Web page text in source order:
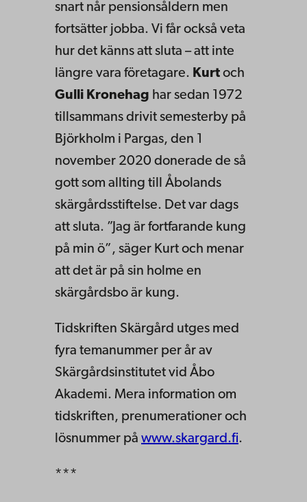
snart når pensionsåldern men
fortsätter jobba. Vi får också veta
hur det känns att sluta – att inte
längre vara företagare. Kurt och
Gulli Kronehag har sedan 1972
tillsammans drivit semesterby på
Björkholm i Pargas, den 1
november 2020 donerade de så
gott som allting till Åbolands
skärgårdsstiftelse. Det var dags
att sluta. ”Jag är fortfarande kung
på min ö”, säger Kurt och menar
att det är på sin holme en
skärgårdsbo är kung.
Tidskriften Skärgård utges med
fyra temanummer per år av
Skärgårdsinstitutet vid Åbo
Akademi. Mera information om
tidskriften, prenumerationer och
lösnummer på www.skargard.fi.
***